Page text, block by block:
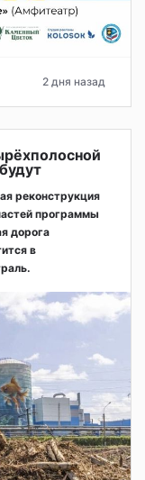
2 дня назад
реконструкция
программы
дорога
в